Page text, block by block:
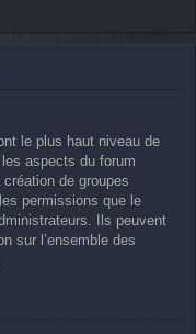
le plus haut niveau de
aspects du forum
de groupes
permissions que le
Ils peuvent
sur l’ensemble des